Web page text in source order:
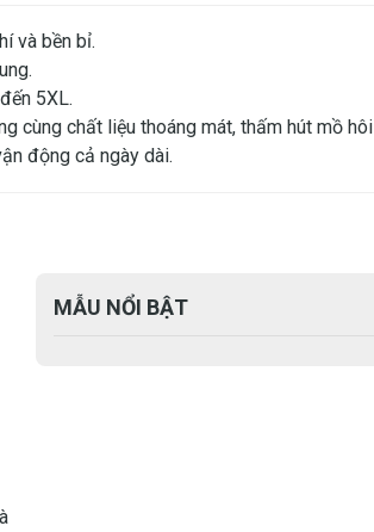
và bền bỉ.
5XL.
cùng chất liệu thoáng mát, thấm hút mồ hôi
động cả ngày dài.
MẪU NỔI BẬT